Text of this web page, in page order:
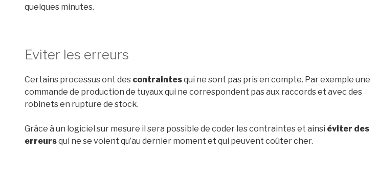
quelques minutes.
Eviter les erreurs
Certains processus ont des contraintesqui ne sont pas pris en compte. Par exemple une
commande de production de tuyaux qui ne correspondent pas aux raccords et avec des
robinets en rupture de stock.
Grâce à un logiciel sur mesure il sera possible de coder les contraintes et ainsi éviter des
erreursqui ne se voient qu’au dernier moment et qui peuvent coûter cher.